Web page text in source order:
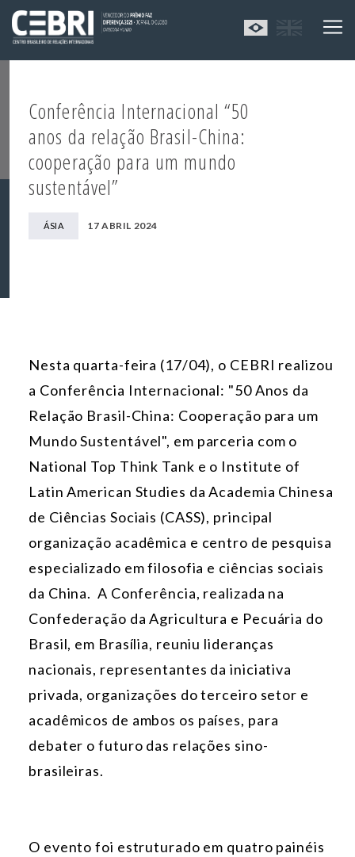
Conferência Internacional “50
anos da relação Brasil-China:
cooperação para um mundo
sustentável”
ÁSIA 17 ABRIL 2024
Nesta quarta-feira (17/04), o CEBRI realizou
a Conferência Internacional: "50 Anos da
Relação Brasil-China: Cooperação para um
Mundo Sustentável", em parceria com o
National Top Think Tank e o Institute of
Latin American Studies da Academia Chinesa
de Ciências Sociais (CASS), principal
organização acadêmica e centro de pesquisa
especializado em filosofia e ciências sociais
da China. A Conferência, realizada na
Confederação da Agricultura e Pecuária do
Brasil, em Brasília, reuniu lideranças
nacionais, representantes da iniciativa
privada, organizações do terceiro setor e
acadêmicos de ambos os países, para
debater o futuro das relações sino-
brasileiras.
O evento foi estruturado em quatro painéis